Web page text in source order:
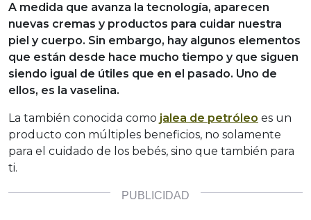
A medida que avanza la tecnología, aparecen
nuevas cremas y productos para cuidar nuestra
piel y cuerpo. Sin embargo, hay algunos elementos
que están desde hace mucho tiempo y que siguen
siendo igual de útiles que en el pasado. Uno de
ellos, es la vaselina.
La también conocida como jalea de petróleo es un
producto con múltiples beneficios, no solamente
para el cuidado de los bebés, sino que también para
ti.